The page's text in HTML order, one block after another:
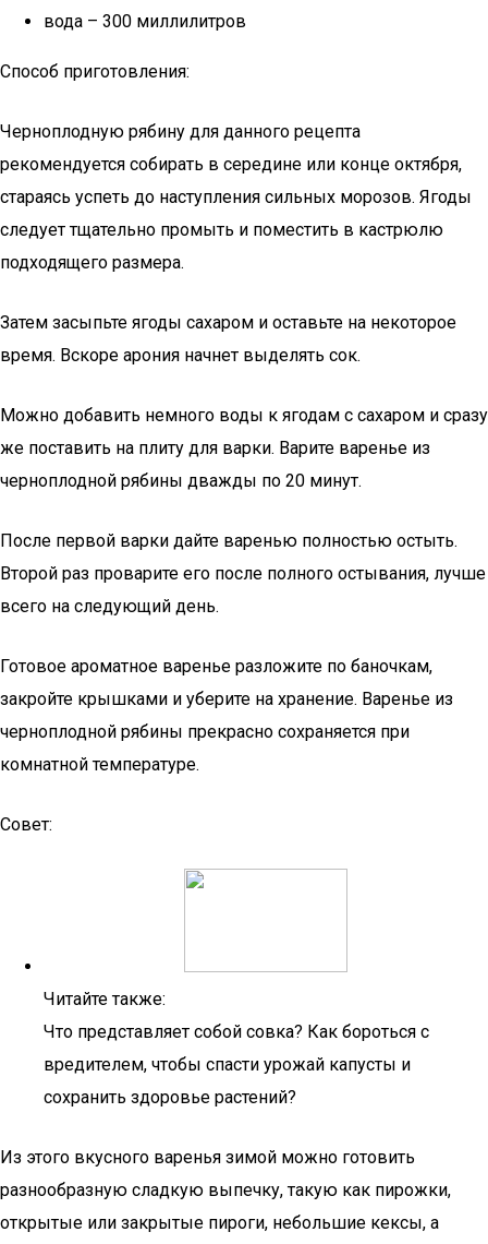
вода – 300 миллилитров
Способ приготовления:
Черноплодную рябину для данного рецепта
рекомендуется собирать в середине или конце октября,
стараясь успеть до наступления сильных морозов. Ягоды
следует тщательно промыть и поместить в кастрюлю
подходящего размера.
Затем засыпьте ягоды сахаром и оставьте на некоторое
время. Вскоре арония начнет выделять сок.
Можно добавить немного воды к ягодам с сахаром и сразу
же поставить на плиту для варки. Варите варенье из
черноплодной рябины дважды по 20 минут.
После первой варки дайте варенью полностью остыть.
Второй раз проварите его после полного остывания, лучше
всего на следующий день.
Готовое ароматное варенье разложите по баночкам,
закройте крышками и уберите на хранение. Варенье из
черноплодной рябины прекрасно сохраняется при
комнатной температуре.
Совет:
Читайте также:
Что представляет собой совка? Как бороться с
вредителем, чтобы спасти урожай капусты и
сохранить здоровье растений?
Из этого вкусного варенья зимой можно готовить
разнообразную сладкую выпечку, такую как пирожки,
открытые или закрытые пироги, небольшие кексы, а